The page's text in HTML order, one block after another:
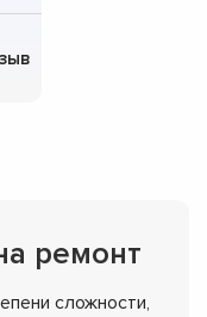
ремонт
сложности,